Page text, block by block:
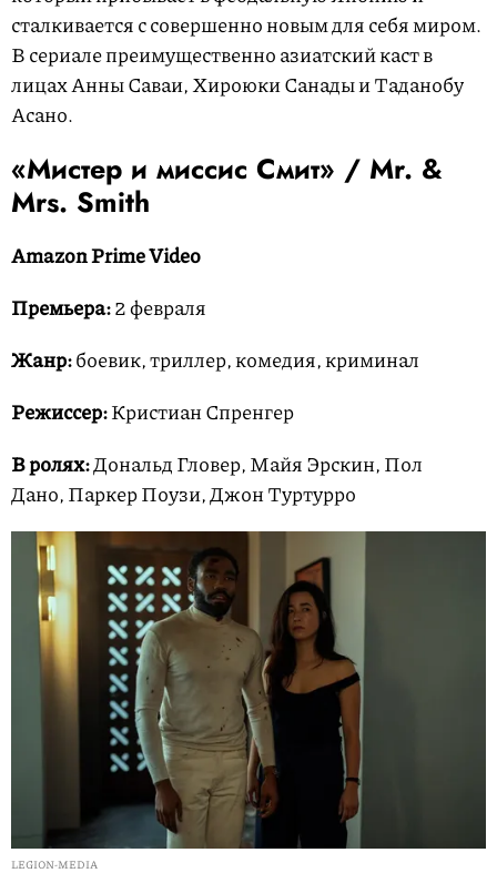
сталкивается с совершенно новым для себя миром.
В сериале преимущественно азиатский каст в
лицах Анны Саваи, Хироюки Санады и Таданобу
Асано.
«Мистер и миссис Смит» / Mr. &
Mrs. Smith
Amazon Prime Video
Премьера:2 февраля
Жанр:боевик, триллер, комедия, криминал
Режиссер:Кристиан Спренгер
В ролях:Дональд Гловер, Майя Эрскин, Пол
Дано, Паркер Поузи, Джон Туртурро
LEGION-MEDIA